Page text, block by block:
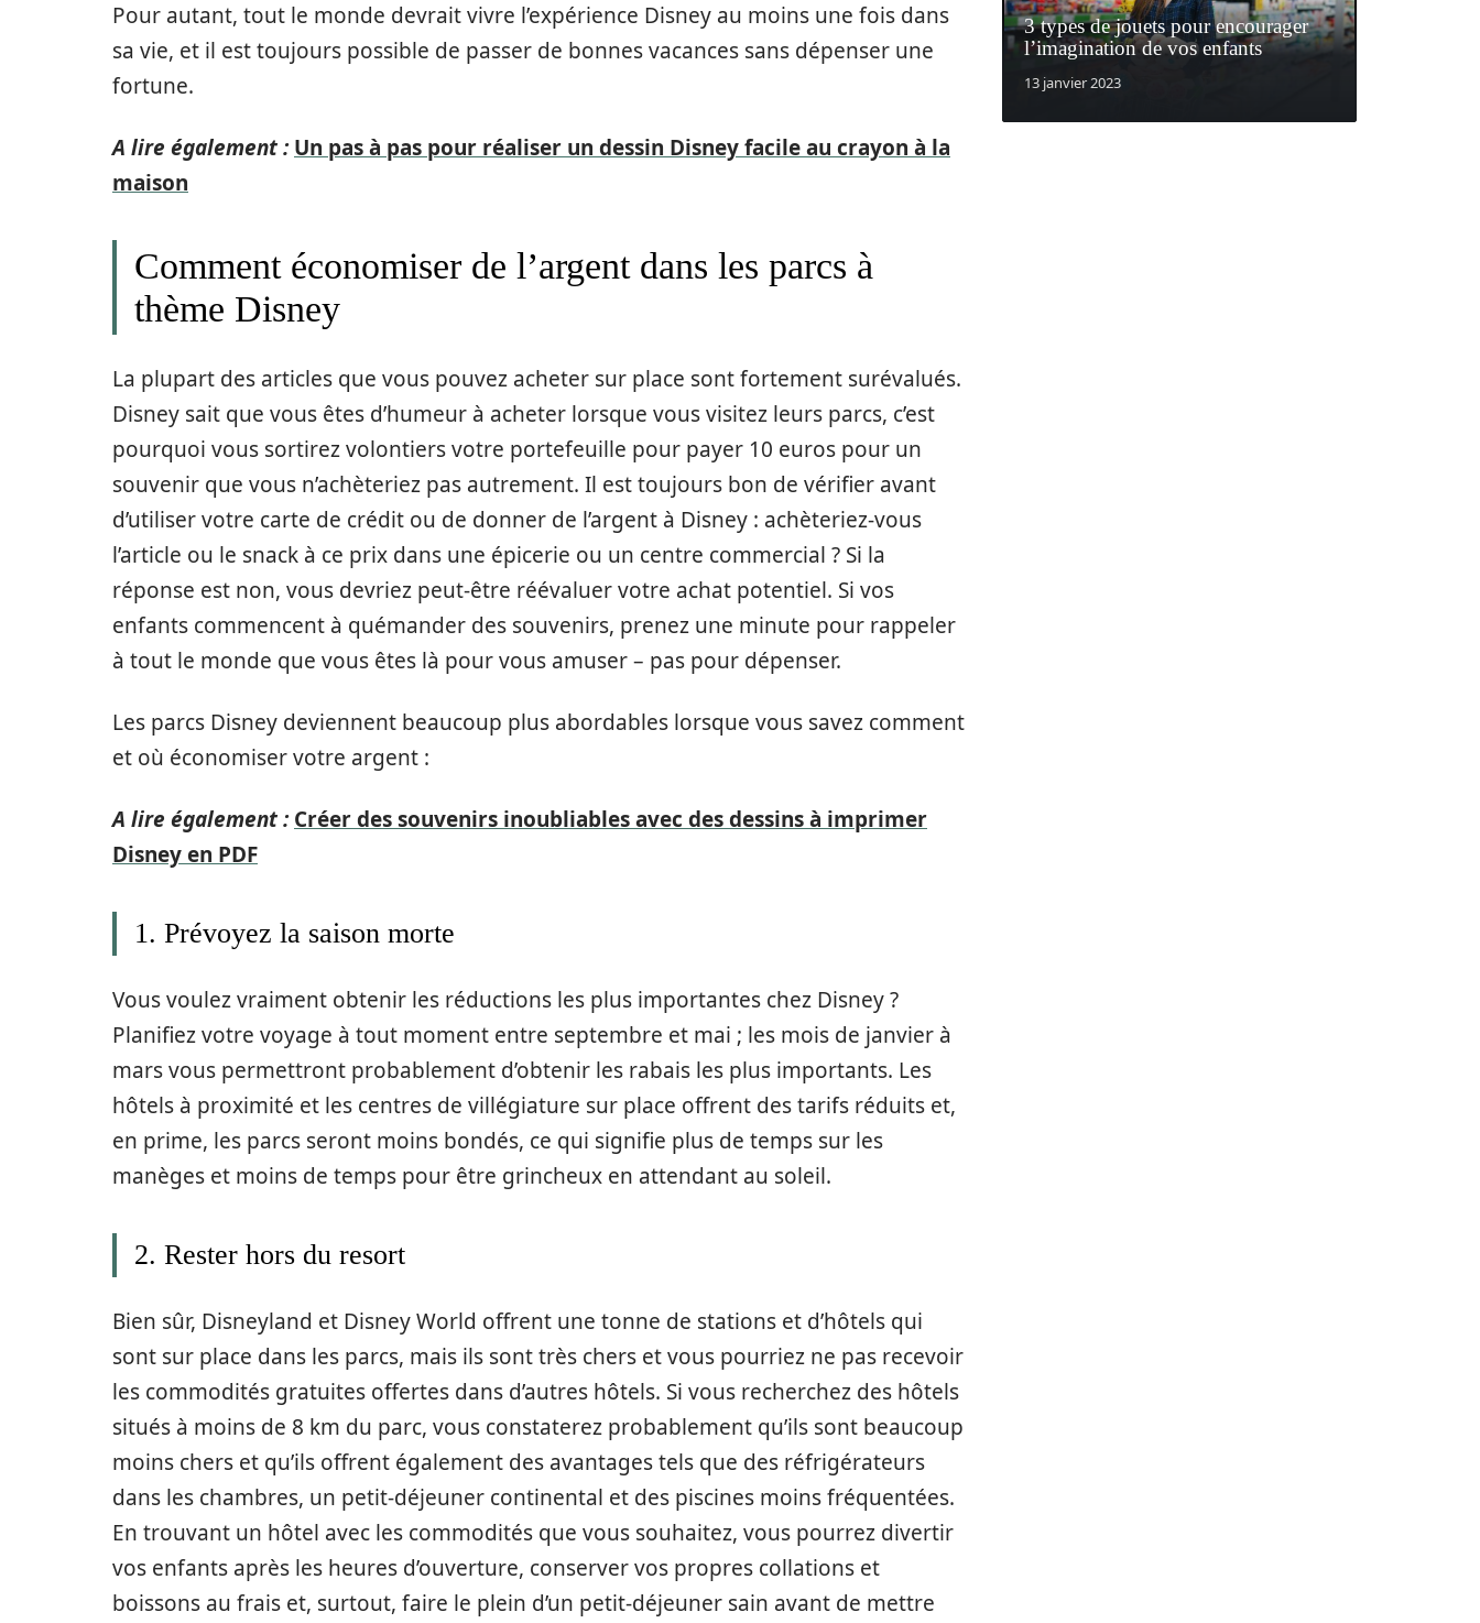
Pour autant, tout le monde devrait vivre l’expérience Disney au moins une fois dans
sa vie, et il est toujours possible de passer de bonnes vacances sans dépenser une
fortune.
A lire également : Un pas à pas pour réaliser un dessin Disney facile au crayon à la
maison
Comment économiser de l’argent dans les parcs à
thème Disney
La plupart des articles que vous pouvez acheter sur place sont fortement surévalués.
Disney sait que vous êtes d’humeur à acheter lorsque vous visitez leurs parcs, c’est
pourquoi vous sortirez volontiers votre portefeuille pour payer 10 euros pour un
souvenir que vous n’achèteriez pas autrement. Il est toujours bon de vérifier avant
d’utiliser votre carte de crédit ou de donner de l’argent à Disney : achèteriez-vous
l’article ou le snack à ce prix dans une épicerie ou un centre commercial ? Si la
réponse est non, vous devriez peut-être réévaluer votre achat potentiel. Si vos
enfants commencent à quémander des souvenirs, prenez une minute pour rappeler
à tout le monde que vous êtes là pour vous amuser – pas pour dépenser.
Les parcs Disney deviennent beaucoup plus abordables lorsque vous savez comment
et où économiser votre argent :
A lire également : Créer des souvenirs inoubliables avec des dessins à imprimer
Disney en PDF
1. Prévoyez la saison morte
Vous voulez vraiment obtenir les réductions les plus importantes chez Disney ?
Planifiez votre voyage à tout moment entre septembre et mai ; les mois de janvier à
mars vous permettront probablement d’obtenir les rabais les plus importants. Les
hôtels à proximité et les centres de villégiature sur place offrent des tarifs réduits et,
en prime, les parcs seront moins bondés, ce qui signifie plus de temps sur les
manèges et moins de temps pour être grincheux en attendant au soleil.
2. Rester hors du resort
Bien sûr, Disneyland et Disney World offrent une tonne de stations et d’hôtels qui
sont sur place dans les parcs, mais ils sont très chers et vous pourriez ne pas recevoir
les commodités gratuites offertes dans d’autres hôtels. Si vous recherchez des hôtels
situés à moins de 8 km du parc, vous constaterez probablement qu’ils sont beaucoup
moins chers et qu’ils offrent également des avantages tels que des réfrigérateurs
dans les chambres, un petit-déjeuner continental et des piscines moins fréquentées.
En trouvant un hôtel avec les commodités que vous souhaitez, vous pourrez divertir
vos enfants après les heures d’ouverture, conserver vos propres collations et
boissons au frais et, surtout, faire le plein d’un petit-déjeuner sain avant de mettre
3 types de jouets pour encourager
l’imagination de vos enfants
13 janvier 2023